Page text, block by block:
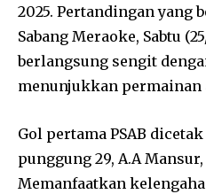
2025. Pertandingan yang
Sabang Meraoke, Sabtu
berlangsung sengit
menunjukkan permainan
Gol pertama PSAB
punggung 29, A.A
Memanfaatkan